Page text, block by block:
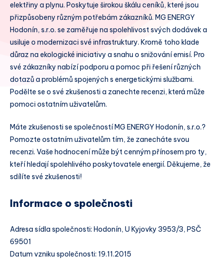
elektřiny a plynu. Poskytuje širokou škálu ceníků, které jsou
přizpůsobeny různým potřebám zákazníků. MG ENERGY
Hodonín, s.r.o. se zaměřuje na spolehlivost svých dodávek a
usiluje o modernizaci své infrastruktury. Kromě toho klade
důraz na ekologické iniciativy a snahu o snižování emisí. Pro
své zákazníky nabízí podporu a pomoc při řešení různých
dotazů a problémů spojených s energetickými službami.
Podělte se o své zkušenosti a zanechte recenzi, která může
pomoci ostatním uživatelům.
Máte zkušenosti se společností MG ENERGY Hodonín, s.r.o.?
Pomozte ostatním uživatelům tím, že zanecháte svou
recenzi. Vaše hodnocení může být cenným přínosem pro ty,
kteří hledají spolehlivého poskytovatele energií. Děkujeme, že
sdílíte své zkušenosti!
Informace o společnosti
Adresa sídla společnosti: Hodonín, U Kyjovky 3953/3, PSČ
69501
Datum vzniku společnosti: 19.11.2015